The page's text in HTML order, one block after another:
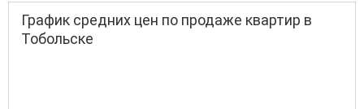
График средних цен по продаже квартир в
Тобольске